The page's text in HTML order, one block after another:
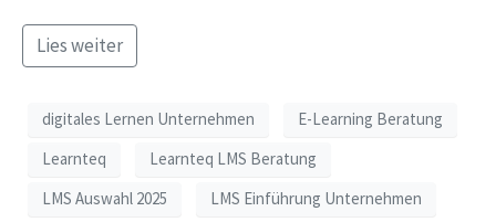
Lies weiter
digitales Lernen Unternehmen
E-Learning Beratung
Learnteq
Learnteq LMS Beratung
LMS Auswahl 2025
LMS Einführung Unternehmen